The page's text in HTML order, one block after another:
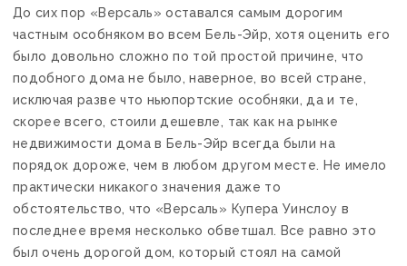
До сих пор «Версаль» оставался самым дорогим
частным особняком во всем Бель-Эйр, хотя оценить его
было довольно сложно по той простой причине, что
подобного дома не было, наверное, во всей стране,
исключая разве что ньюпортские особняки, да и те,
скорее всего, стоили дешевле, так как на рынке
недвижимости дома в Бель-Эйр всегда были на
порядок дороже, чем в любом другом месте. Не имело
практически никакого значения даже то
обстоятельство, что «Версаль» Купера Уинслоу в
последнее время несколько обветшал. Все равно это
был очень дорогой дом, который стоял на самой